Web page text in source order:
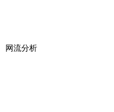
网流分析